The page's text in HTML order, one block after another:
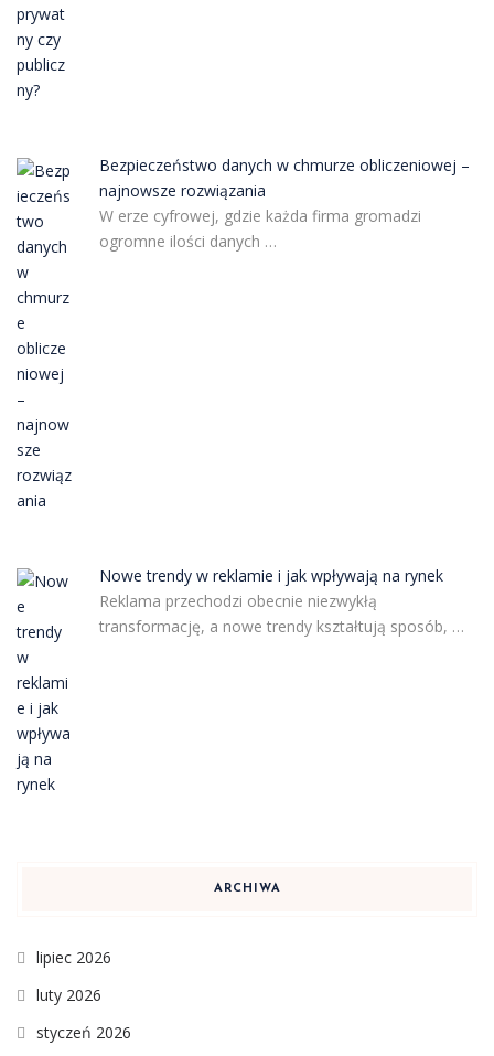
Bezpieczeństwo danych w chmurze obliczeniowej –
najnowsze rozwiązania
W erze cyfrowej, gdzie każda firma gromadzi
ogromne ilości danych …
Nowe trendy w reklamie i jak wpływają na rynek
Reklama przechodzi obecnie niezwykłą
transformację, a nowe trendy kształtują sposób, …
ARCHIWA
lipiec 2026
luty 2026
styczeń 2026